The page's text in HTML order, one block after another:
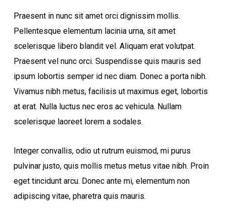
Praesent in nunc sit amet orci dignissim mollis.
Pellentesque elementum lacinia urna, sit amet
scelerisque libero blandit vel. Aliquam erat volutpat.
Praesent vel nunc orci. Suspendisse quis mauris sed
ipsum lobortis semper id nec diam. Donec a porta nibh.
Vivamus nibh metus, facilisis ut maximus eget, lobortis
at erat. Nulla luctus nec eros ac vehicula. Nullam
scelerisque laoreet lorem a sodales.
Integer convallis, odio ut rutrum euismod, mi purus
pulvinar justo, quis mollis metus metus vitae nibh. Proin
eget tincidunt arcu. Donec ante mi, elementum non
adipiscing vitae, pharetra quis mauris.